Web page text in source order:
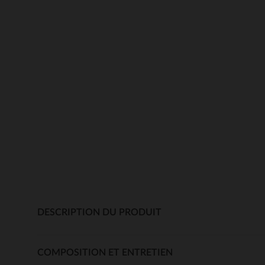
DESCRIPTION DU PRODUIT
COMPOSITION ET ENTRETIEN